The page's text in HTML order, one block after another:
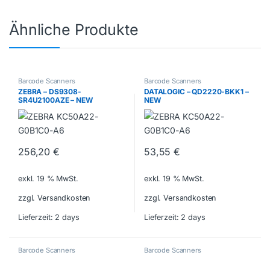
Ähnliche Produkte
Barcode Scanners
ZEBRA – DS9308-
SR4U2100AZE – NEW
256,20€
exkl. 19 % MwSt.
zzgl. Versandkosten
Lieferzeit: 2 days
Barcode Scanners
DATALOGIC – QD2220-BKK1 –
NEW
53,55€
exkl. 19 % MwSt.
zzgl. Versandkosten
Lieferzeit: 2 days
Barcode Scanners Barcode Scanners